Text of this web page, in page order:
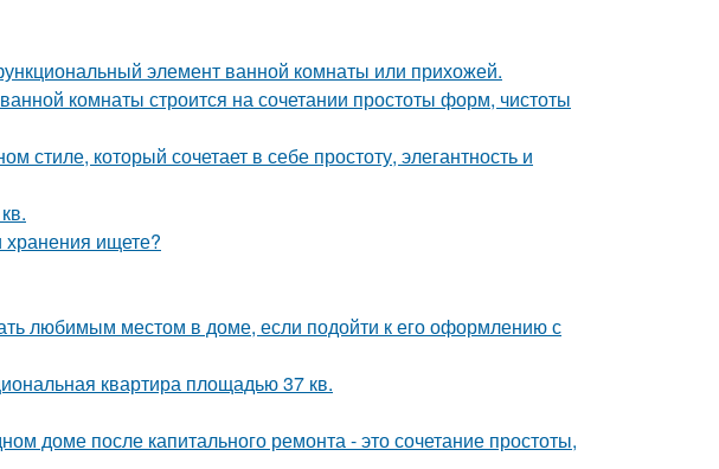
элемент ванной комнаты или прихожей.
комнаты строится на сочетании простоты форм, чистоты
стиле, который сочетает в себе простоту, элегантность и
хранения ищете?
любимым местом в доме, если подойти к его оформлению с
квартира площадью 37 кв.
доме после капитального ремонта - это сочетание простоты,